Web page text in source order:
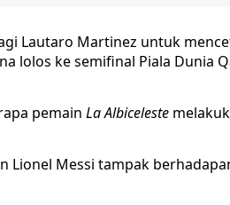
Lautaro Martinez untuk
lolos ke semifinal Piala Dunia
pemain La Albiceleste
Lionel Messi tampak